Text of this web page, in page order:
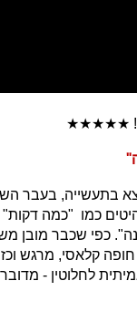
★★★★★
בתעשייה, בעבר
כמו "כמה
כפי שכבר מובן
קלאסי, מרגש
לחלוטין -